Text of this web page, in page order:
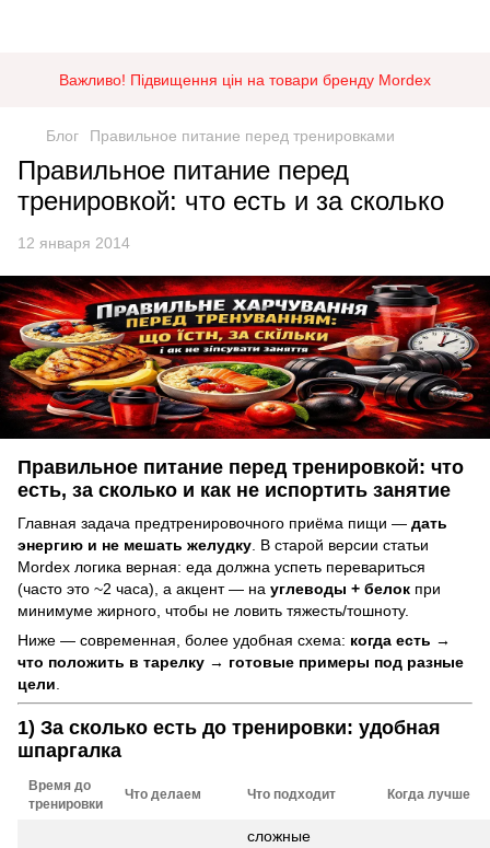
Важливо! Підвищення цін на товари бренду Mordex
Блог Правильное питание перед тренировками
Правильное питание перед
тренировкой: что есть и за сколько
12 января 2014
Правильное питание перед тренировкой: что
есть, за сколько и как не испортить занятие
Главная задача предтренировочного приёма пищи — дать
энергию и не мешать желудку . В старой версии статьи
Mordex логика верная: еда должна успеть перевариться
(часто это ~2 часа), а акцент — на углеводы + белок при
минимуме жирного, чтобы не ловить тяжесть/тошноту.
Ниже — современная, более удобная схема: когда есть →
что положить в тарелку → готовые примеры под разные
цели
1) За сколько есть до тренировки: удобная
шпаргалка
Время до
тренировки
Что делаем Что подходит Когда лучше
сложные